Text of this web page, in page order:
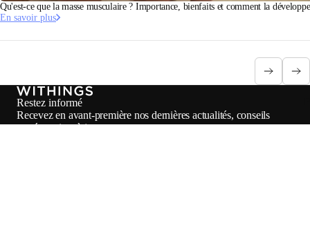
Qu'est-ce que la masse musculaire ? Importance, bienfaits et comment la
En savoir plus
Restez informé
Recevez en avant-première nos dernières actualités, conseils
santé et mises à jour.